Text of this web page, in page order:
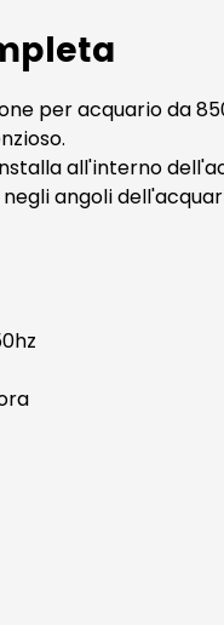
per acquario da
all'interno
angoli